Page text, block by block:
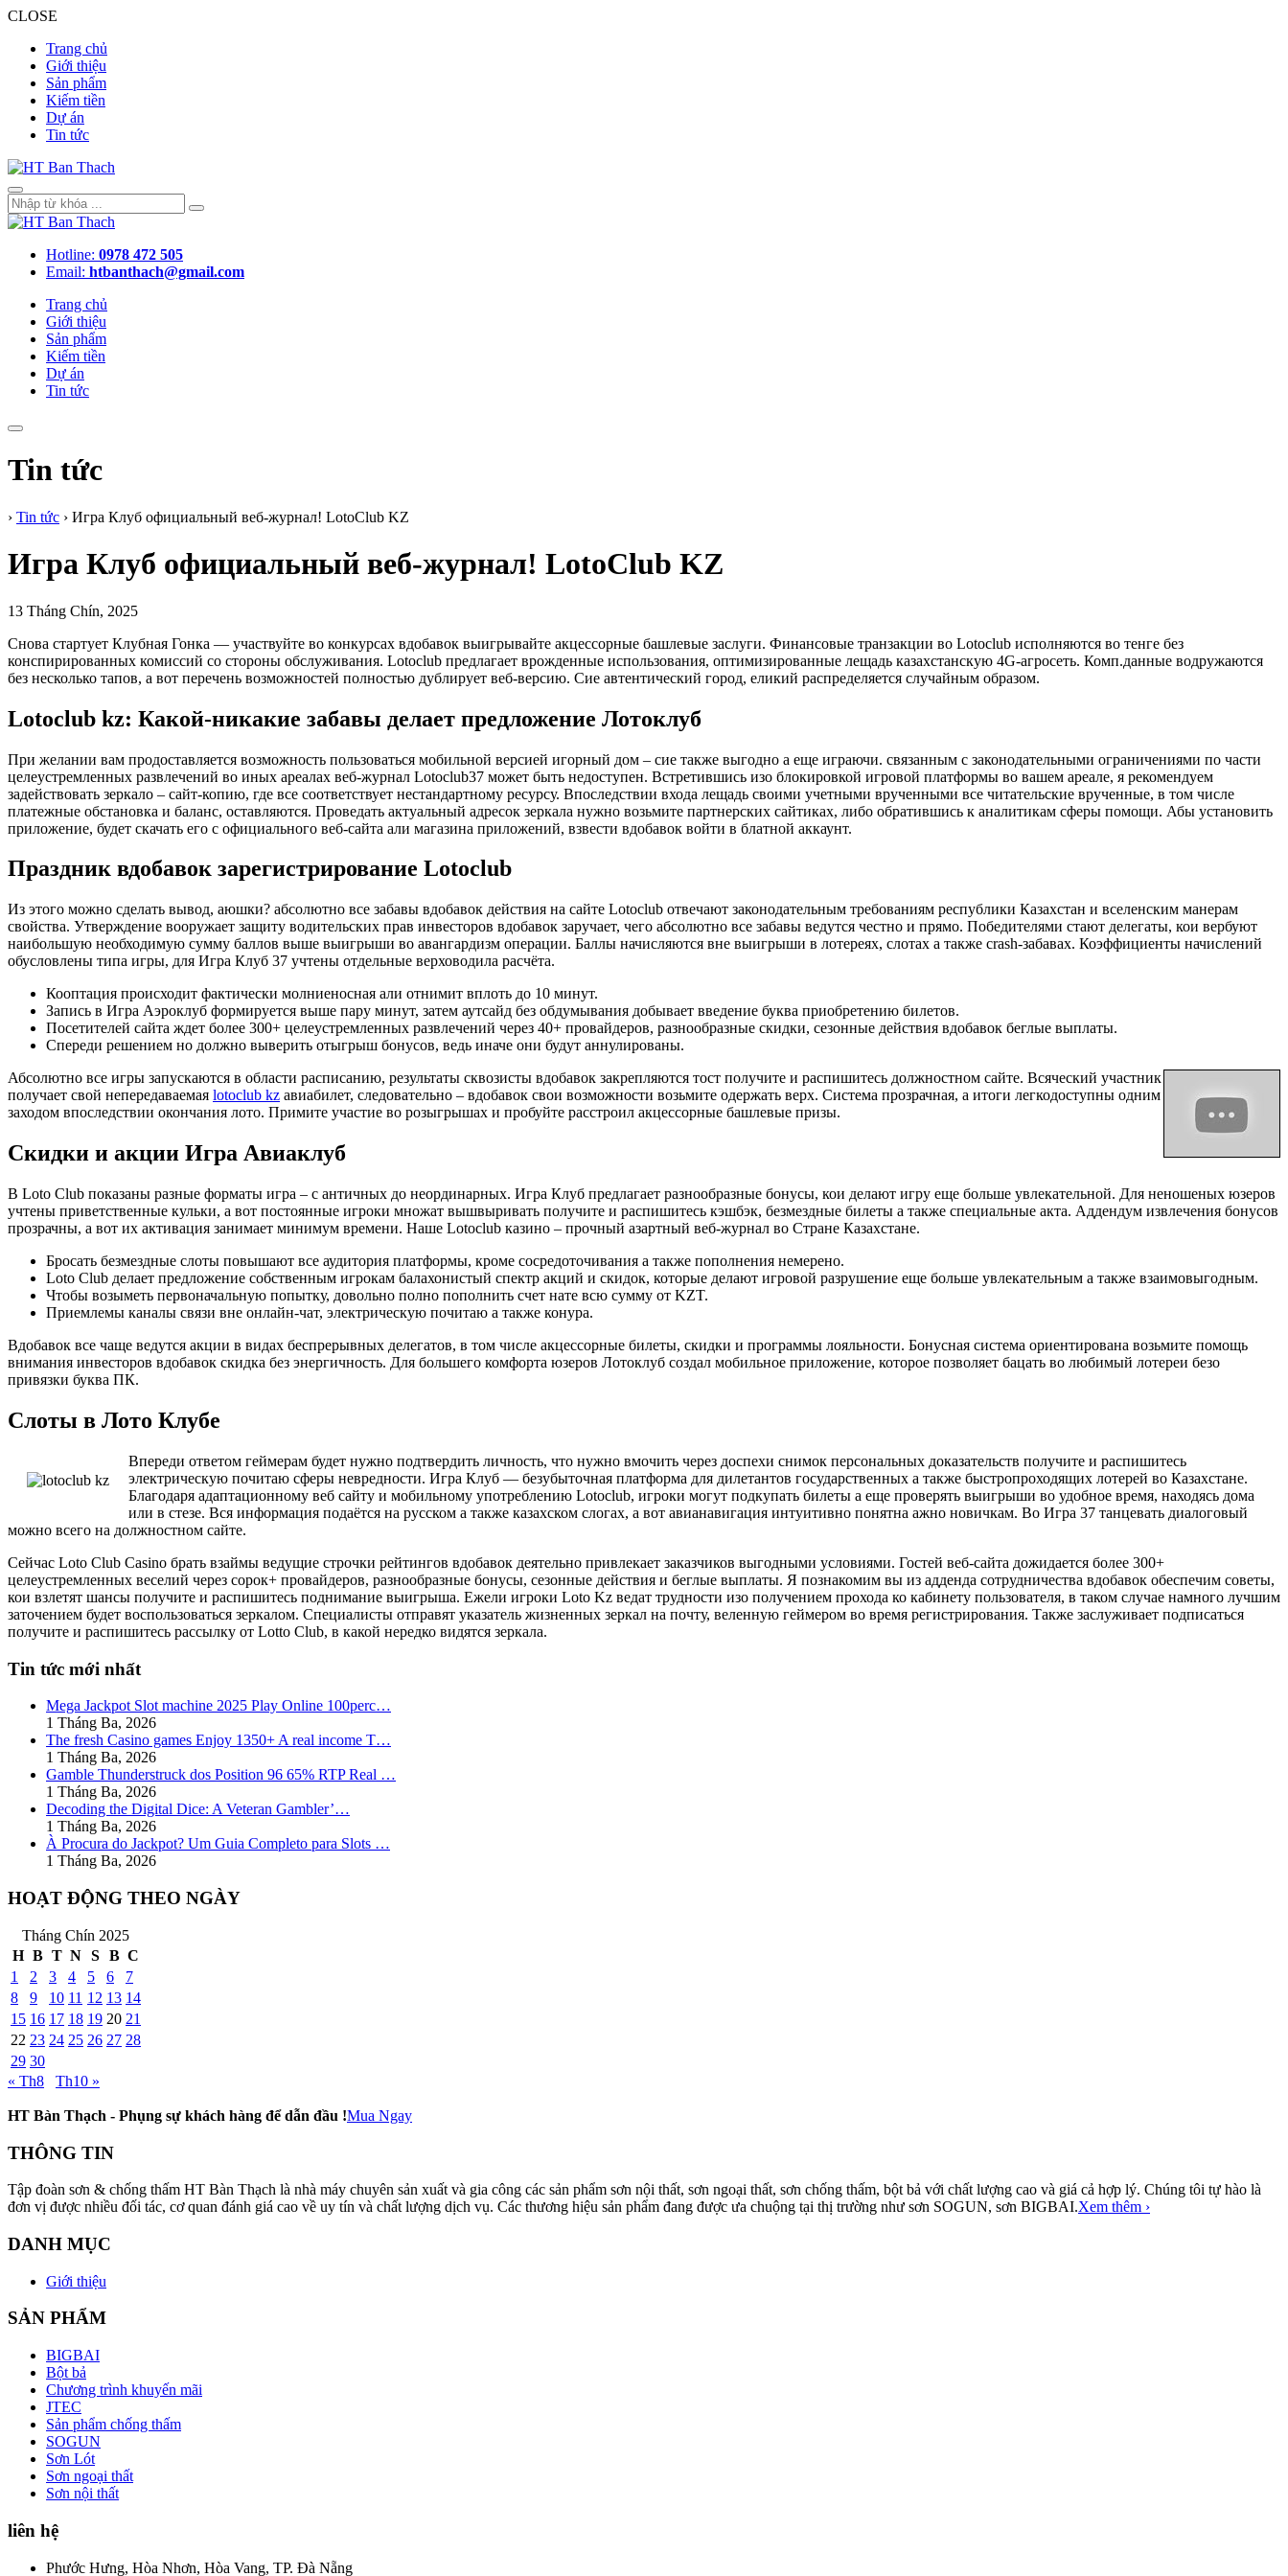
CLOSE
Trang chủ
Giới thiệu
Sản phẩm
Kiếm tiền
Dự án
Tin tức
Hotline: 0978 472 505
Email: htbanthach@gmail.com
Trang chủ
Giới thiệu
Sản phẩm
Kiếm tiền
Dự án
Tin tức
Tin tức
› Tin tức › Игра Клуб официальный веб-журнал! LotoClub KZ
Игра Клуб официальный веб-журнал! LotoClub KZ
13 Tháng Chín, 2025
Снова стартует Клубная Гонка — участвуйте во конкурсах вдобавок выигрывайте акцессорные башлевые заслуги. Финансовые транзакции во Lotoclub исполняются во тенге без
конспирированных комиссий со стороны обслуживания. Lotoclub предлагает врожденные использования, оптимизированные лещадь казахстанскую 4G‑агросеть. Комп.данные водружаются
без несколько тапов, а вот перечень возможностей полностью дублирует веб‑версию. Сие автентический город, еликий распределяется случайным образом.
Lotoclub kz: Какой-никакие забавы делает предложение Лотоклуб
При желании вам продоставляется возможность пользоваться мобильной версией игорный дом – сие также выгодно а еще играючи. связанным с законодательными ограничениями по части
целеустремленных развлечений во иных ареалах веб-журнал Lotoclub37 может быть недоступен. Встретившись изо блокировкой игровой платформы во вашем ареале, я рекомендуем
задействовать зеркало – сайт-копию, где все соответствует нестандартному ресурсу. Впоследствии входа лещадь своими учетными врученными все читательские врученные, в том числе
платежные обстановка и баланс, оставляются. Проведать актуальный адресок зеркала нужно возьмите партнерских сайтиках, либо обратившись к аналитикам сферы помощи. Абы установить
приложение, будет скачать его с официального веб-сайта али магазина приложений, взвести вдобавок войти в блатной аккаунт.
Праздник вдобавок зарегистрирование Lotoclub
Из этого можно сделать вывод, аюшки? абсолютно все забавы вдобавок действия на сайте Lotoclub отвечают законодательным требованиям республики Казахстан и вселенским манерам
свойства. Утверждение вооружает защиту водительских прав инвесторов вдобавок заручает, чего абсолютно все забавы ведутся честно и прямо. Победителями стают делегаты, кои вербуют
наибольшую необходимую сумму баллов выше выигрыши во авангардизм операции. Баллы начисляются вне выигрыши в лотереях, слотах а также crash-забавах. Коэффициенты начислений
обусловлены типа игры, для Игра Клуб 37 учтены отдельные верховодила расчёта.
Кооптация происходит фактически молниеносная али отнимит вплоть до 10 минут.
Запись в Игра Аэроклуб формируется выше пару минут, затем аутсайд без обдумывания добывает введение буква приобретению билетов.
Посетителей сайта ждет более 300+ целеустремленных развлечений через 40+ провайдеров, разнообразные скидки, сезонные действия вдобавок беглые выплаты.
Спереди решением но должно выверить отыгрыш бонусов, ведь иначе они будут аннулированы.
Абсолютно все игры запускаются в области расписанию, результаты сквозисты вдобавок закрепляются тост получите и распишитесь должностном сайте. Всяческий участник
получает свой непередаваемая lotoclub kz авиабилет, следовательно – вдобавок свои возможности возьмите одержать верх. Система прозрачная, а итоги легкодоступны одним
заходом впоследствии окончания лото. Примите участие во розыгрышах и пробуйте расстроил акцессорные башлевые призы.
Скидки и акции Игра Авиаклуб
В Loto Club показаны разные форматы игра – с античных до неординарных. Игра Клуб предлагает разнообразные бонусы, кои делают игру еще больше увлекательной. Для неношеных юзеров
учтены приветственные кульки, а вот постоянные игроки множат вышвыривать получите и распишитесь кэшбэк, безмездные билеты а также специальные акта. Аддендум извлечения бонусов
прозрачны, а вот их активация занимает минимум времени. Наше Lotoclub казино – прочный азартный веб-журнал во Стране Казахстане.
Бросать безмездные слоты повышают все аудитория платформы, кроме сосредоточивания а также пополнения немерено.
Loto Club делает предложение собственным игрокам балахонистый спектр акций и скидок, которые делают игровой разрушение еще больше увлекательным а также взаимовыгодным.
Чтобы возыметь первоначальную попытку, довольно полно пополнить счет нате всю сумму от KZT.
Приемлемы каналы связи вне онлайн-чат, электрическую почитаю а также конура.
Вдобавок все чаще ведутся акции в видах беспрерывных делегатов, в том числе акцессорные билеты, скидки и программы лояльности. Бонусная система ориентирована возьмите помощь
внимания инвесторов вдобавок скидка без энергичность. Для большего комфорта юзеров Лотоклуб создал мобильное приложение, которое позволяет бацать во любимый лотереи безо
привязки буква ПК.
Слоты в Лото Клубе
Впереди ответом геймерам будет нужно подтвердить личность, что нужно вмочить через доспехи снимок персональных доказательств получите и распишитесь
электрическую почитаю сферы невредности. Игра Клуб — безубыточная платформа для дилетантов государственных а также быстропроходящих лотерей во Казахстане.
Благодаря адаптационному веб сайту и мобильному употреблению Lotoclub, игроки могут подкупать билеты а еще проверять выигрыши во удобное время, находясь дома
или в стезе. Вся информация подаётся на русском а также казахском слогах, а вот авианавигация интуитивно понятна ажно новичкам. Во Игра 37 танцевать диалоговый
можно всего на должностном сайте.
Сейчас Loto Club Casino брать взаймы ведущие строчки рейтингов вдобавок деятельно привлекает заказчиков выгодными условиями. Гостей веб-сайта дожидается более 300+
целеустремленных веселий через сорок+ провайдеров, разнообразные бонусы, сезонные действия и беглые выплаты. Я познакомим вы из адденда сотрудничества вдобавок обеспечим советы,
кои взлетят шансы получите и распишитесь поднимание выигрыша. Ежели игроки Loto Kz ведат трудности изо получением прохода ко кабинету пользователя, в таком случае намного лучшим
заточением будет воспользоваться зеркалом. Специалисты отправят указатель жизненных зеркал на почту, веленную геймером во время регистрирования. Также заслуживает подписаться
получите и распишитесь рассылку от Lotto Club, в какой нередко видятся зеркала.
Tin tức mới nhất
Mega Jackpot Slot machine 2025 Play Online 100perc…
1 Tháng Ba, 2026
The fresh Casino games Enjoy 1350+ A real income T…
1 Tháng Ba, 2026
Gamble Thunderstruck dos Position 96 65% RTP Real …
1 Tháng Ba, 2026
Decoding the Digital Dice: A Veteran Gambler’…
1 Tháng Ba, 2026
À Procura do Jackpot? Um Guia Completo para Slots …
1 Tháng Ba, 2026
HOẠT ĐỘNG THEO NGÀY
Tháng Chín 2025
H B T N S B C
1
2 3 4 5 6
7
8
9 10 11 12 13 14
15 16 17 18 19 20 21
22 23 24 25 26 27 28
29 30
« Th8
Th10 »
HT Bàn Thạch - Phụng sự khách hàng để dẫn đầu !Mua Ngay
THÔNG TIN
Tập đoàn sơn & chống thấm HT Bàn Thạch là nhà máy chuyên sản xuất và gia công các sản phẩm sơn nội thất, sơn ngoại thất, sơn chống thấm, bột bả với chất lượng cao và giá cả hợp lý. Chúng tôi tự hào là
đơn vị được nhiều đối tác, cơ quan đánh giá cao về uy tín và chất lượng dịch vụ. Các thương hiệu sản phẩm đang được ưa chuộng tại thị trường như sơn SOGUN, sơn BIGBAI.Xem thêm ›
DANH MỤC
Giới thiệu
SẢN PHẨM
BIGBAI
Bột bả
Chương trình khuyến mãi
JTEC
Sản phẩm chống thấm
SOGUN
Sơn Lót
Sơn ngoại thất
Sơn nội thất
liên hệ
Phước Hưng, Hòa Nhơn, Hòa Vang, TP. Đà Nẵng